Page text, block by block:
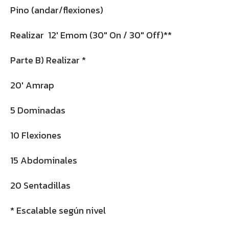
Pino (andar/flexiones)
Realizar 12′ Emom (30″ On / 30″ Off)**
Parte B) Realizar *
20′ Amrap
5 Dominadas
10 Flexiones
15 Abdominales
20 Sentadillas
* Escalable según nivel